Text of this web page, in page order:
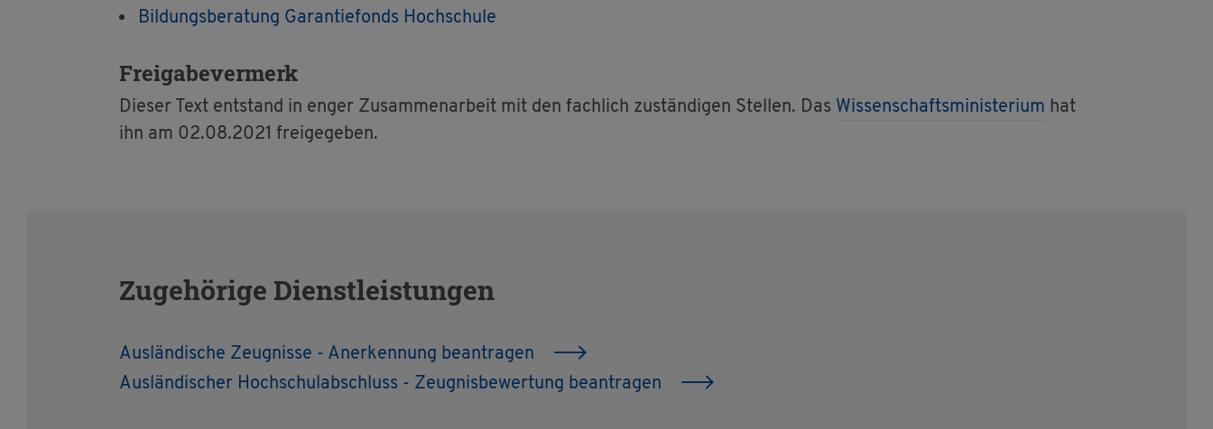
Bil­dungs­be­ra­tung Ga­ran­tie­fonds Hoch­schu­le
Frei­ga­be­ver­merk
Die­ser Text ent­stand in enger Zu­sam­men­ar­beit mit den fach­lich zu­stän­di­gen Stel­len. Das Wis­sen­schafts­mi­nis­te­ri­um hat
ihn am 02.08.2021 frei­ge­ge­ben.
Zu­ge­hö­ri­ge Dienst­leis­tun­gen
Aus­län­di­sche Zeug­nis­se - An­er­ken­nung be­an­tra­gen
Aus­län­di­scher Hoch­schul­ab­schluss - Zeug­nis­be­wer­tung be­an­tra­gen